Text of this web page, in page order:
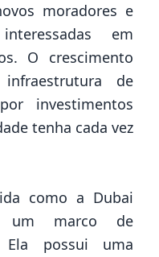
moradores e
em
O crescimento
de
investimentos
tenha cada vez
como a Dubai
um marco de
Ela possui uma